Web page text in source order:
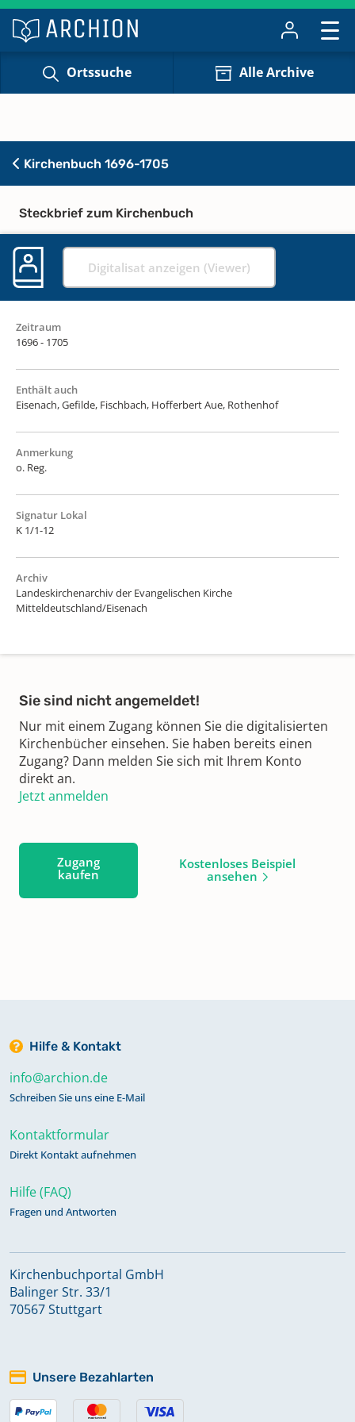
Ortssuche Alle Archive
Kirchenbuch 1696-1705
Steckbrief zum Kirchenbuch
Digitalisat anzeigen (Viewer)
Zeitraum
1696 - 1705
Enthält auch
Eisenach, Gefilde, Fischbach, Hofferbert Aue, Rothenhof
Anmerkung
o. Reg.
Signatur Lokal
K 1/1-12
Archiv
Landeskirchenarchiv der Evangelischen Kirche
Mitteldeutschland/Eisenach
Sie sind nicht angemeldet!
Nur mit einem Zugang können Sie die digitalisierten
Kirchenbücher einsehen. Sie haben bereits einen
Zugang? Dann melden Sie sich mit Ihrem Konto
direkt an.
Jetzt anmelden
Zugang
kaufen
Kostenloses Beispiel
ansehen
Hilfe & Kontakt
info@archion.de
Schreiben Sie uns eine E-Mail
Kontaktformular
Direkt Kontakt aufnehmen
Hilfe (FAQ)
Fragen und Antworten
Kirchenbuchportal GmbH
Balinger Str. 33/1
70567 Stuttgart
Unsere Bezahlarten